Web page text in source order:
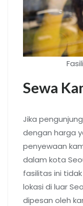
Sewa
Jika
dengan harga
penyewaan
dalam kota
fasilitas ini
lokasi di luar
dipesan oleh